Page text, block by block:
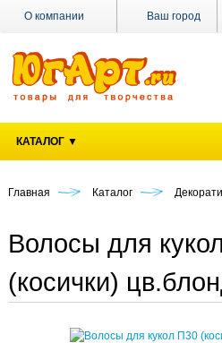
Ваш город
О компании
Оплата
Наши
магазины
Новости
КАТАЛОГ ▼
Главная Каталог
Волосы для
(косички)